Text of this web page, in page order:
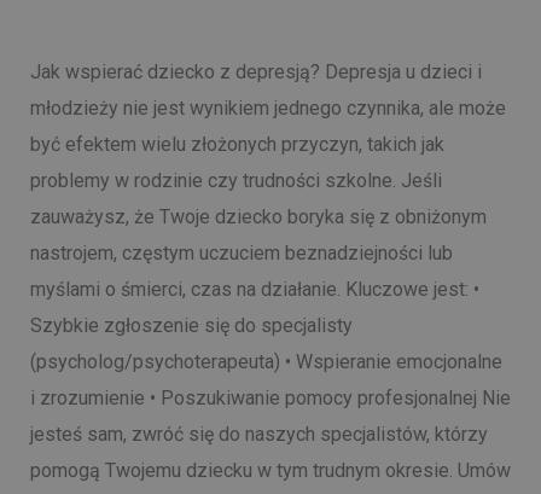
Jak wspierać dziecko z depresją? Depresja u dzieci i
młodzieży nie jest wynikiem jednego czynnika, ale może
być efektem wielu złożonych przyczyn, takich jak
problemy w rodzinie czy trudności szkolne. Jeśli
zauważysz, że Twoje dziecko boryka się z obniżonym
nastrojem, częstym uczuciem beznadziejności lub
myślami o śmierci, czas na działanie. Kluczowe jest: •
Szybkie zgłoszenie się do specjalisty
(psycholog/psychoterapeuta) • Wspieranie emocjonalne
i zrozumienie • Poszukiwanie pomocy profesjonalnej Nie
jesteś sam, zwróć się do naszych specjalistów, którzy
pomogą Twojemu dziecku w tym trudnym okresie. Umów